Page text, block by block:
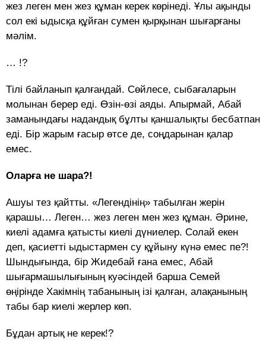
жез леген мен жез құман керек көрінеді. Ұлы ақынды
сол екі ыдысқа құйған сумен қырқынан шығарғаны
мәлім.
… !?
Тілі байланып қалғандай. Сөйлесе, сыбағаларын
молынан берер еді. Өзін-өзі аяды. Апырмай, Абай
заманындағы надандық бұлты қаншалықты бесбатпан
еді. Бір жарым ғасыр өтсе де, соңдарынан қалар
емес.
Оларға не шара?!
Ашуы тез қайтты. «Легендінің» табылған жерін
қарашы… Леген… жез леген мен жез құман. Әрине,
киелі адамға қатысты киелі дүниелер. Солай екен
деп, қасиетті ыдыстармен су құйыну күнә емес пе?!
Шындығында, бір Жидебай ғана емес, Абай
шығармашылығының куәсіндей барша Семей
өңірінде Хакімнің табанының ізі қалған, алақанының
табы бар киелі жерлер көп.
Бұдан артық не керек!?